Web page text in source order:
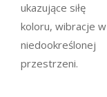
ukazujące siłę
koloru, wibracje w
niedookreślonej
przestrzeni.